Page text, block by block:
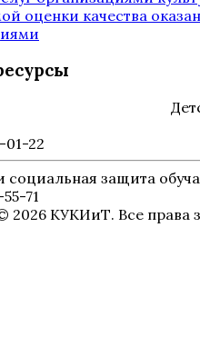
оценки качества
01-22
социальная защита
71
2026 КУКИиТ. Все